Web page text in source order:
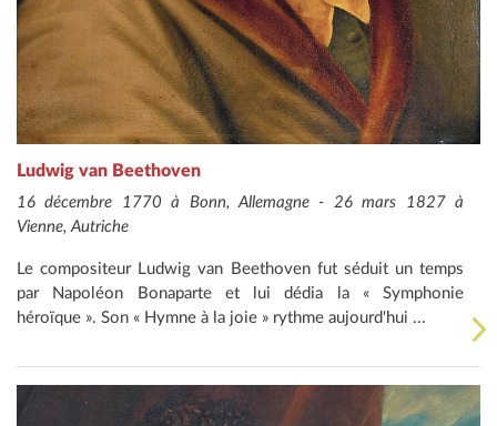
Ludwig van Beethoven
16 décembre 1770 à Bonn, Allemagne - 26 mars 1827 à
Vienne, Autriche
Le compositeur Ludwig van Beethoven fut séduit un temps
par Napoléon Bonaparte et lui dédia la « Symphonie
héroïque ». Son « Hymne à la joie » rythme aujourd'hui ...